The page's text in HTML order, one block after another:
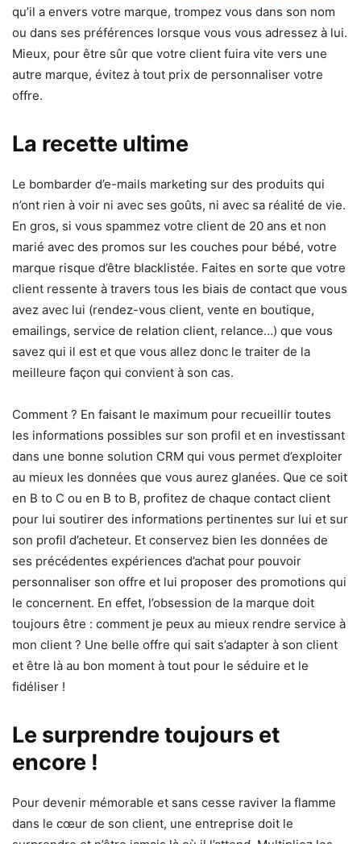
qu’il a envers votre marque, trompez vous dans son nom
ou dans ses préférences lorsque vous vous adressez à lui.
Mieux, pour être sûr que votre client fuira vite vers une
autre marque, évitez à tout prix de personnaliser votre
offre.
La recette ultime
Le bombarder d’e-mails marketing sur des produits qui
n’ont rien à voir ni avec ses goûts, ni avec sa réalité de vie.
En gros, si vous spammez votre client de 20 ans et non
marié avec des promos sur les couches pour bébé, votre
marque risque d’être blacklistée. Faites en sorte que votre
client ressente à travers tous les biais de contact que vous
avez avec lui (rendez-vous client, vente en boutique,
emailings, service de relation client, relance…) que vous
savez qui il est et que vous allez donc le traiter de la
meilleure façon qui convient à son cas.
Comment ? En faisant le maximum pour recueillir toutes
les informations possibles sur son profil et en investissant
dans une bonne solution CRM qui vous permet d’exploiter
au mieux les données que vous aurez glanées. Que ce soit
en B to C ou en B to B, profitez de chaque contact client
pour lui soutirer des informations pertinentes sur lui et sur
son profil d’acheteur. Et conservez bien les données de
ses précédentes expériences d’achat pour pouvoir
personnaliser son offre et lui proposer des promotions qui
le concernent. En effet, l’obsession de la marque doit
toujours être : comment je peux au mieux rendre service à
mon client ? Une belle offre qui sait s’adapter à son client
et être là au bon moment à tout pour le séduire et le
fidéliser !
Le surprendre toujours et
encore !
Pour devenir mémorable et sans cesse raviver la flamme
dans le cœur de son client, une entreprise doit le